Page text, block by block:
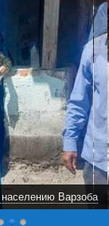
Варзоба